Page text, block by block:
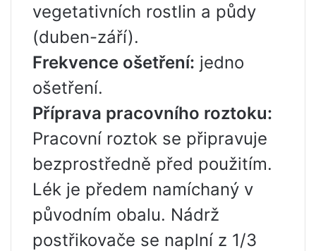
vegetativních rostlin a půdy
(duben-září).
Frekvence ošetření: jedno
ošetření.
Příprava pracovního roztoku:
Pracovní roztok se připravuje
bezprostředně před použitím.
Lék je předem namíchaný v
původním obalu. Nádrž
postřikovače se naplní z 1/3